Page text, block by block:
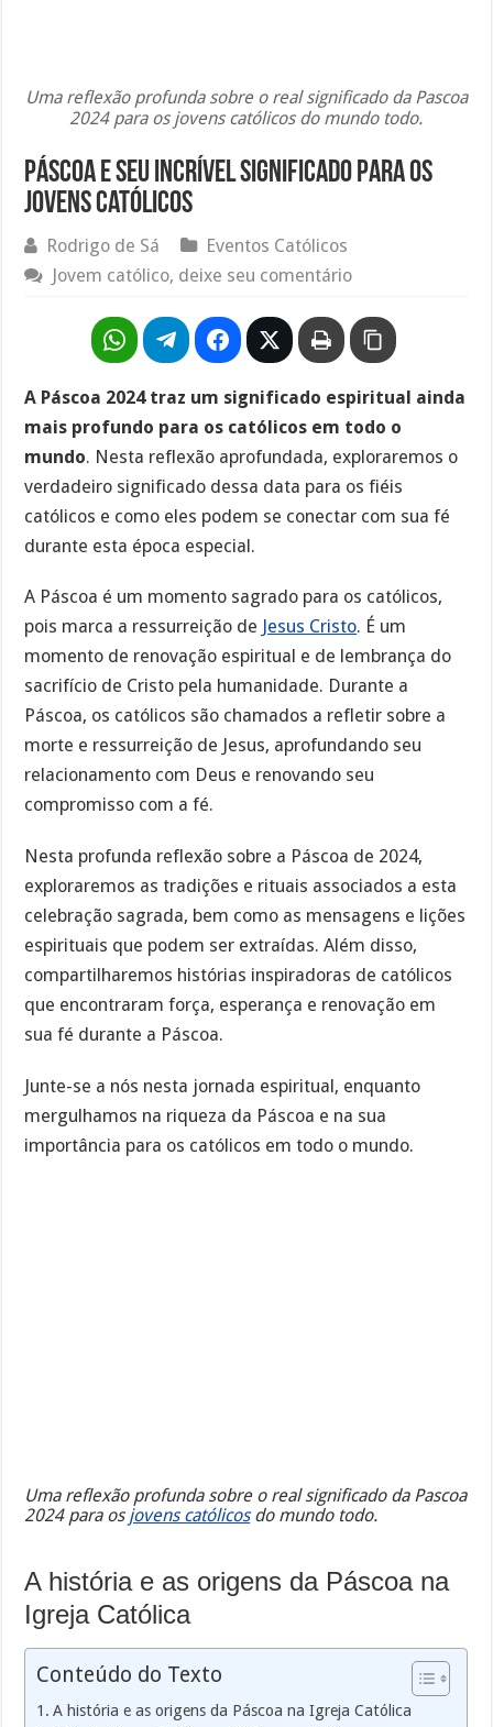
Uma reflexão profunda sobre o real significado da Pascoa
2024 para os jovens católicos do mundo todo.
Páscoa e seu incrível significado para os
jovens católicos
Rodrigo de Sá
Eventos Católicos
Jovem católico, deixe seu comentário
A Páscoa 2024 traz um significado espiritual ainda
mais profundo para os católicos em todo o
mundo. Nesta reflexão aprofundada, exploraremos o
verdadeiro significado dessa data para os fiéis
católicos e como eles podem se conectar com sua fé
durante esta época especial.
A Páscoa é um momento sagrado para os católicos,
pois marca a ressurreição de Jesus Cristo. É um
momento de renovação espiritual e de lembrança do
sacrifício de Cristo pela humanidade. Durante a
Páscoa, os católicos são chamados a refletir sobre a
morte e ressurreição de Jesus, aprofundando seu
relacionamento com Deus e renovando seu
compromisso com a fé.
Nesta profunda reflexão sobre a Páscoa de 2024,
exploraremos as tradições e rituais associados a esta
celebração sagrada, bem como as mensagens e lições
espirituais que podem ser extraídas. Além disso,
compartilharemos histórias inspiradoras de católicos
que encontraram força, esperança e renovação em
sua fé durante a Páscoa.
Junte-se a nós nesta jornada espiritual, enquanto
mergulhamos na riqueza da Páscoa e na sua
importância para os católicos em todo o mundo.
Uma reflexão profunda sobre o real significado da Pascoa
2024 para os jovens católicosdo mundo todo.
A história e as origens da Páscoa na
Igreja Católica
Conteúdo do Texto
A história e as origens da Páscoa na Igreja Católica